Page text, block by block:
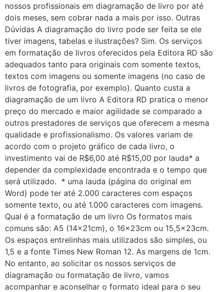
nossos profissionais em diagramação de livro por até
dois meses, sem cobrar nada a mais por isso. Outras
Dúvidas A diagramação do livro pode ser feita se ele
tiver imagens, tabelas e ilustrações? Sim. Os serviços
em formatação de livros oferecidos pela Editora RD são
adequados tanto para originais com somente textos,
textos com imagens ou somente imagens (no caso de
livros de fotografia, por exemplo). Quanto custa a
diagramação de um livro A Editora RD pratica o menor
preço do mercado e maior agilidade se comparado a
outros prestadores de serviços que oferecem a mesma
qualidade e profissionalismo. Os valores variam de
acordo com o projeto gráfico de cada livro, o
investimento vai de R$6,00 até R$15,00 por lauda* a
depender da complexidade encontrada e o tempo que
será utilizado. * uma lauda (página do original em
Word) pode ter até 2.000 caracteres com espaços
somente texto, ou até 1.000 caracteres com imagens.
Qual é a formatação de um livro Os formatos mais
comuns são: A5 (14x21cm), o 16x23cm ou 15,5x23cm.
Os espaços entrelinhas mais utilizados são simples, ou
1,5 e a fonte Times New Roman 12. As margens de 1cm.
No entanto, ao solicitar os nossos serviços de
diagramação ou formatação de livro, vamos
acompanhar e aconselhar o formato ideal para o seu